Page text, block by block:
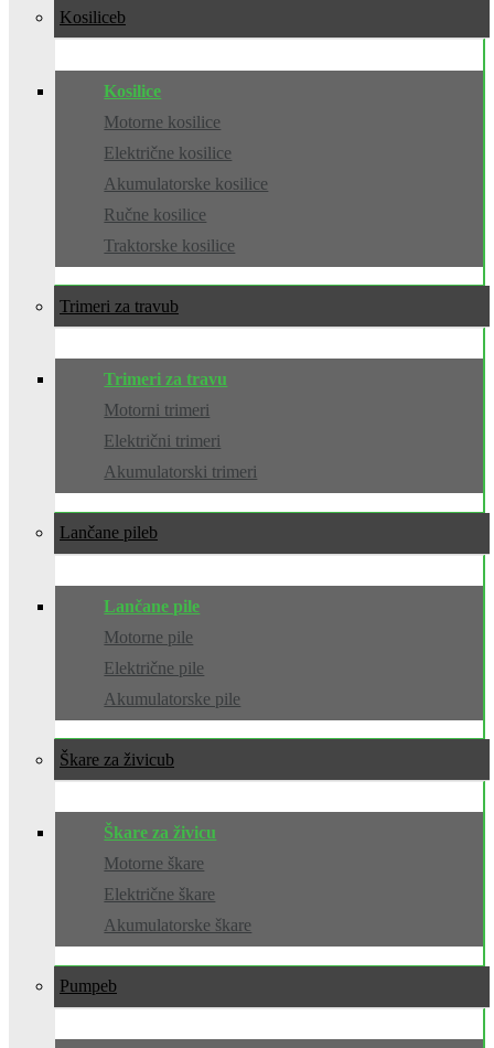
Kosilice
Kosilice
Motorne kosilice
Električne kosilice
Akumulatorske kosilice
Ručne kosilice
Traktorske kosilice
Trimeri za travu
Trimeri za travu
Motorni trimeri
Električni trimeri
Akumulatorski trimeri
Lančane pile
Lančane pile
Motorne pile
Električne pile
Akumulatorske pile
Škare za živicu
Škare za živicu
Motorne škare
Električne škare
Akumulatorske škare
Pumpe